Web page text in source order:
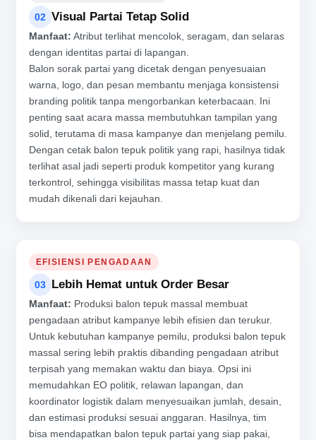
02 Visual Partai Tetap Solid
Manfaat: Atribut terlihat mencolok, seragam, dan selaras
dengan identitas partai di lapangan.
Balon sorak partai yang dicetak dengan penyesuaian
warna, logo, dan pesan membantu menjaga konsistensi
branding politik tanpa mengorbankan keterbacaan. Ini
penting saat acara massa membutuhkan tampilan yang
solid, terutama di masa kampanye dan menjelang pemilu.
Dengan cetak balon tepuk politik yang rapi, hasilnya tidak
terlihat asal jadi seperti produk kompetitor yang kurang
terkontrol, sehingga visibilitas massa tetap kuat dan
mudah dikenali dari kejauhan.
EFISIENSI PENGADAAN
03 Lebih Hemat untuk Order Besar
Manfaat: Produksi balon tepuk massal membuat
pengadaan atribut kampanye lebih efisien dan terukur.
Untuk kebutuhan kampanye pemilu, produksi balon tepuk
massal sering lebih praktis dibanding pengadaan atribut
terpisah yang memakan waktu dan biaya. Opsi ini
memudahkan EO politik, relawan lapangan, dan
koordinator logistik dalam menyesuaikan jumlah, desain,
dan estimasi produksi sesuai anggaran. Hasilnya, tim
bisa mendapatkan balon tepuk partai yang siap pakai,